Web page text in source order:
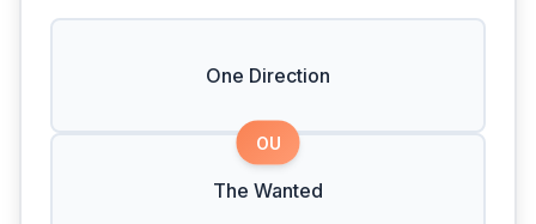
One Direction
OU
The Wanted